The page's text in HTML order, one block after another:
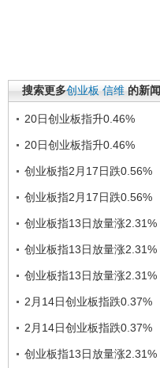
搜索更多创业板 信维 的新闻
20日创业板指升0.46%
20日创业板指升0.46%
创业板指2月17日跌0.56%
创业板指2月17日跌0.56%
创业板指13日放量涨2.31%
创业板指13日放量涨2.31%
创业板指13日放量涨2.31%
2月14日创业板指跌0.37%
2月14日创业板指跌0.37%
创业板指13日放量涨2.31%